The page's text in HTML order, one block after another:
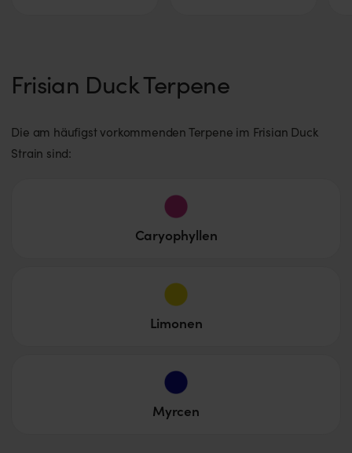
Frisian Duck Terpene
Die am häufigst vorkommenden Terpene im Frisian Duck
Strain sind:
Caryophyllen
Limonen
Myrcen